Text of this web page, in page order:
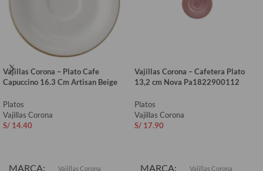
Vajillas Corona – Plato Cafe
Capuccino 16.3 Cm Artisan Beige
Platos
Vajillas Corona
S/ 14.40
MARCA Vajillas Corona
Vajillas Corona – Cafetera Plato
13,2 cm Nova Pa1822900112
Platos
Vajillas Corona
S/ 17.90
MARCA Vajillas Corona